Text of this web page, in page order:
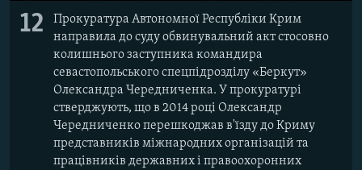
12
Прокуратура Автономної Республіки Крим
направила до суду обвинувальний акт стосовно
колишнього заступника командира
севастопольського спецпідрозділу «Беркут»
Олександра Чередниченка. У прокуратурі
стверджують, що в 2014 році Олександр
Чередниченко перешкоджав в'їзду до Криму
представників міжнародних організацій та
працівників державних і правоохоронних